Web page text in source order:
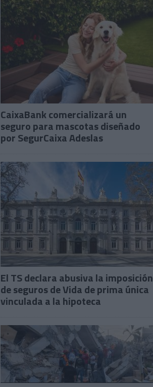
CaixaBank comercializará un
seguro para mascotas diseñado
por SegurCaixa Adeslas
El TS declara abusiva la imposición
de seguros de Vida de prima única
vinculada a la hipoteca